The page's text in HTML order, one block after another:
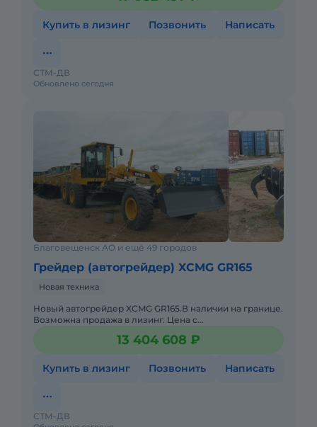
Купить в лизинг Позвонить Написать
Обновлено сегодня
СТМ-ДВ
Благовещенск АО и ещё 49 городов
Грейдер (автогрейдер) XCMG GR165
Новая техника
Новый автогрейдер XCMG GR165.В наличии на границе.
Возможна продажа в лизинг. Цена с
требует вложений. Готова13 404 608 ₽
Купить в лизинг Позвонить Написать
СТМ-ДВ